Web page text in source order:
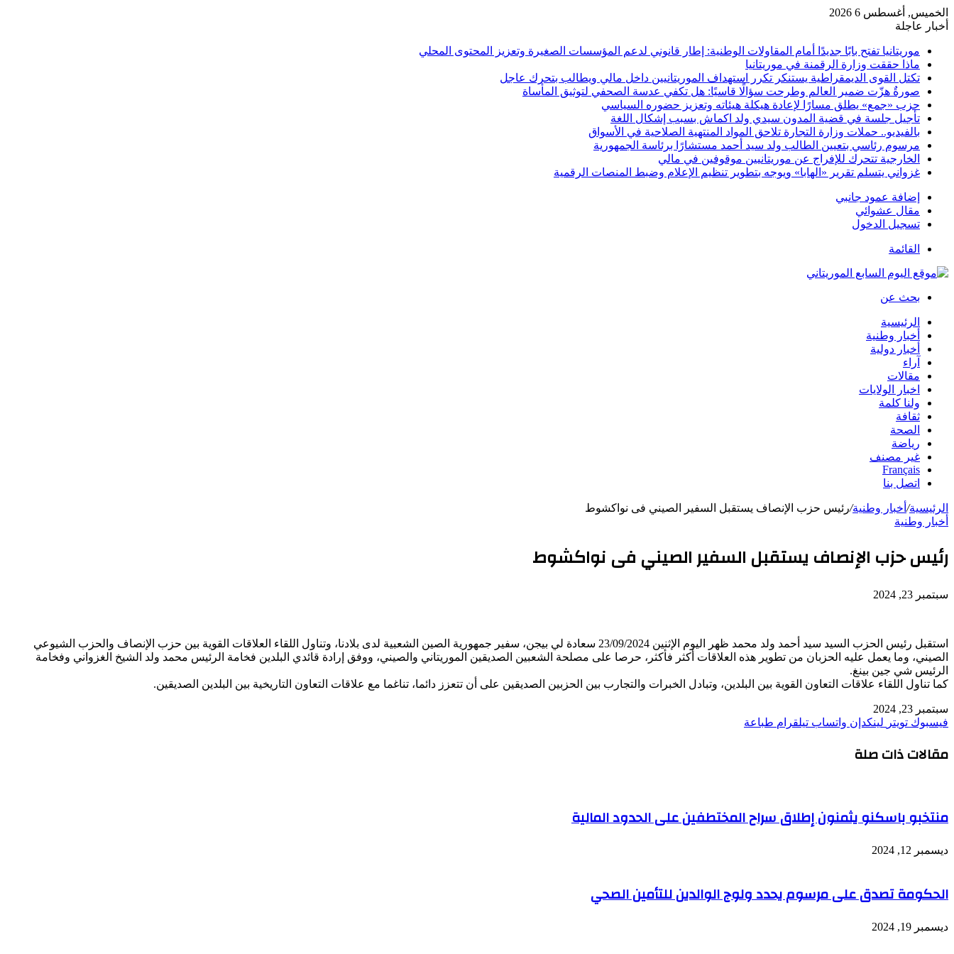
الخميس, أغسطس 6 2026
أخبار عاجلة
موريتانيا تفتح بابًا جديدًا أمام المقاولات الوطنية: إطار قانوني لدعم المؤسسات الصغيرة وتعزيز المحتوى المحلي
ماذا حققت وزارة الرقمنة في موريتانيا
تكتل القوى الديمقراطية يستنكر تكرر استهداف الموريتانيين داخل مالي ويطالب بتحرك عاجل
صورةٌ هزّت ضمير العالم وطرحت سؤالًا قاسيًا: هل تكفي عدسة الصحفي لتوثيق المأساة
حزب «جمع» يطلق مسارًا لإعادة هيكلة هيئاته وتعزيز حضوره السياسي
تأجيل جلسة في قضية المدون سيدي ولد اكماش بسبب إشكال اللغة
بالفيديو.. حملات وزارة التجارة تلاحق المواد المنتهية الصلاحية في الأسواق
مرسوم رئاسي بتعيين الطالب ولد سيد أحمد مستشارًا برئاسة الجمهورية
الخارجية تتحرك للإفراج عن موريتانيين موقوفين في مالي
غزواني يتسلم تقرير «الهابا» ويوجه بتطوير تنظيم الإعلام وضبط المنصات الرقمية
إضافة عمود جانبي
مقال عشوائي
تسجيل الدخول
القائمة
بحث عن
الرئيسية
أخبار وطنية
أخبار دولية
آراء
مقالات
اخبار الولايات
ولنا كلمة
ثقافة
الصحة
رياضة
غير مصنف
Français
اتصل بنا
الرئيسية/ أخبار وطنية/رئيس حزب الإنصاف يستقبل السفير الصيني فى نواكشوط
أخبار وطنية
رئيس حزب الإنصاف يستقبل السفير الصيني فى نواكشوط
سبتمبر 23, 2024
استقبل رئيس الحزب السيد سيد أحمد ولد محمد ظهر اليوم الإثنين 23/09/2024 سعادة لي بيجن، سفير جمهورية الصين الشعبية لدى بلادنا، وتناول اللقاء العلاقات القوية بين حزب الإنصاف والحزب الشيوعي
الصيني، وما يعمل عليه الحزبان من تطوير هذه العلاقات أكثر فأكثر، حرصا على مصلحة الشعبين الصديقين الموريتاني والصيني، ووفق إرادة قائدي البلدين فخامة الرئيس محمد ولد الشيخ الغزواني وفخامة
الرئيس شي جين بينغ.
كما تناول اللقاء علاقات التعاون القوية بين البلدين، وتبادل الخبرات والتجارب بين الحزبين الصديقين على أن تتعزز دائما، تناغما مع علاقات التعاون التاريخية بين البلدين الصديقين.
سبتمبر 23, 2024
فيسبوك تويتر لينكدإن واتساب تيلقرام طباعة
مقالات ذات صلة
منتخبو باسكنو يثمنون إطلاق سراح المختطفين على الحدود المالية
ديسمبر 12, 2024
الحكومة تصدق على مرسوم يحدد ولوج الوالدين للتأمين الصحي
ديسمبر 19, 2024